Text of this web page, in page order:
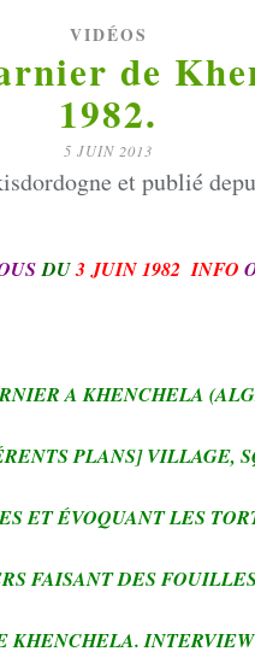
VIDÉOS
de
1982.
5 JUIN 2013
et publié
DU3 JUIN 1982 INFO
A KHENCHELA
PLANS] VILLAGE,
ET ÉVOQUANT LES
FAISANT DES
KHENCHELA.